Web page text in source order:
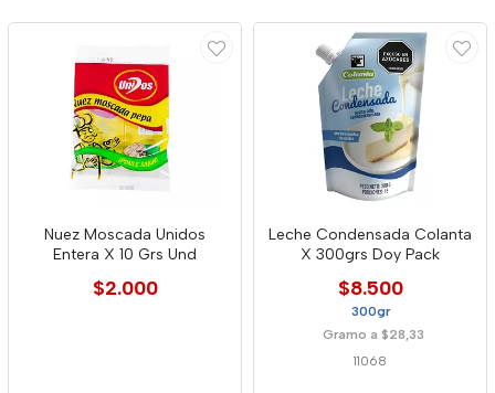
Nuez Moscada Unidos
Entera X 10 Grs Und
$2.000
Leche Condensada Colanta
X 300grs Doy Pack
$8.500
300gr
Gramo a $28,33
11068